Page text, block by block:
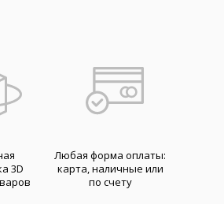
3D
Любая форма оплаты:
карта, наличные или
по счету